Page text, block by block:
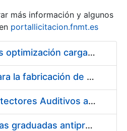
más información y algunos
portallicitacion.fnmt.es
Pliego condiciones optimización cargas compras firmado
Acuerdo marco para la fabricación de piezas
Suministro de Protectores Auditivos a medida para las personas trabajadoras de los Centros de Trabajo de Madrid y Burgos
Suministro de gafas graduadas antiproyecciones para los trabajadores de la FNMT-RCM en los centros de trabajo de Madrid y Burgos